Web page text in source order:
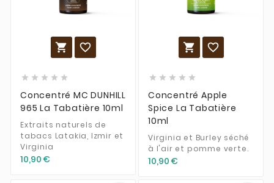
 
    
Concentré MC DUNHILL
965 La Tabatière 10ml
Extraits naturels de
tabacs Latakia, Izmir et
Virginia
10,90 €
 
    
Concentré Apple
Spice La Tabatière
10ml
Virginia et Burley séché
à l'air et pomme verte.
10,90 €